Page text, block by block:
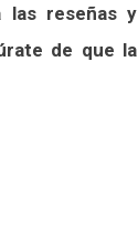
las reseñas y
de que la